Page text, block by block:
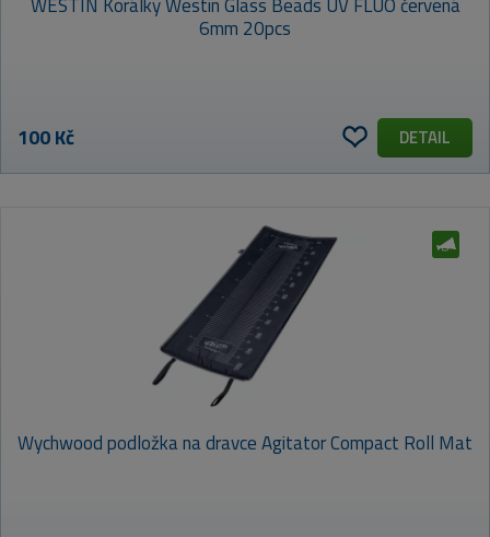
6mm 20pcs
100 Kč DETAIL
Wychwood podložka na dravce Agitator Compact Roll Mat